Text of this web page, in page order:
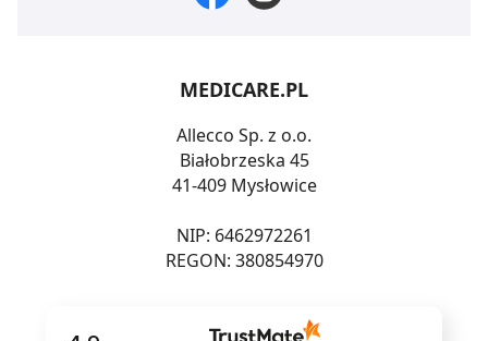
MEDICARE.PL
Allecco Sp. z o.o.
Białobrzeska 45
41-409 Mysłowice
NIP: 6462972261
REGON: 380854970